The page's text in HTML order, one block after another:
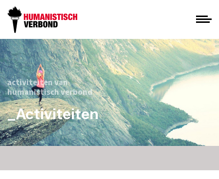
activiteiten van
humanistisch verbond
_Activiteiten